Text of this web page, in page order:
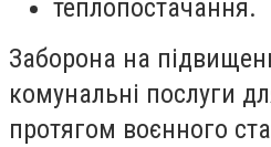
теплопостачання.
Заборона на
комунальні послуги
протягом воєнного